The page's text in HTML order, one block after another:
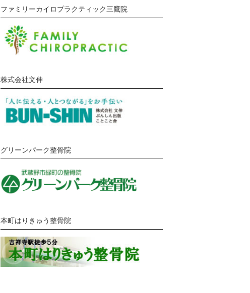
ファミリーカイロプラクティック三鷹院
株式会社文伸
グリーンパーク整骨院
本町はりきゅう整骨院